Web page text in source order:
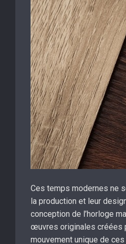
Ces temps modernes ne
la production et leur
conception de l’horloge
œuvres originales créées
mouvement unique de